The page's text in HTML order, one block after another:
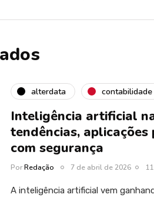
alterdata contabilidade
Inteligência artificial
tendências,
com segurança
PorRedação 7 de abril de 2026
A inteligência artificial vem